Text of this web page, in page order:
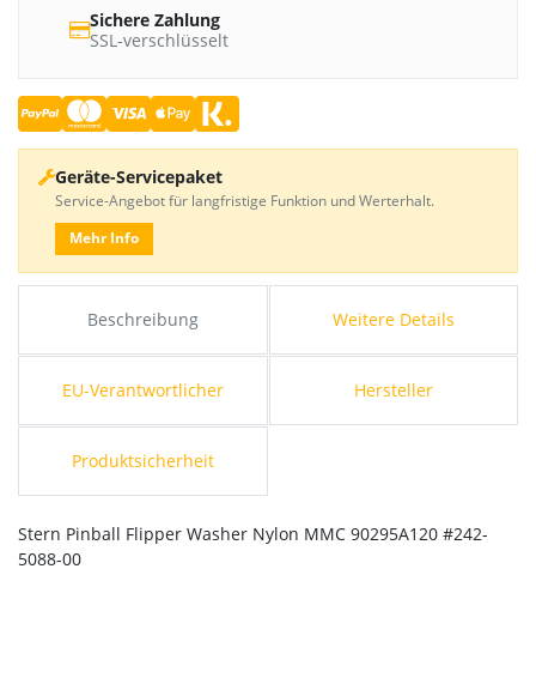
Beschreibung Weitere Details
EU-Verantwortlicher Hersteller
Produktsicherheit
Stern Pinball Flipper Washer Nylon MMC 90295A120 #242-
5088-00
Sichere Zahlung
SSL-verschlüsselt
Geräte-Servicepaket
Service-Angebot für langfristige Funktion und Werterhalt.
Mehr Info